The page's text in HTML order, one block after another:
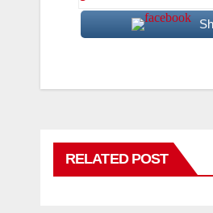
RELATED POST